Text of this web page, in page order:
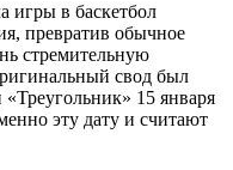
игры в баскетбол
превратив обычное
стремительную
свод был
15 января
эту дату и считают